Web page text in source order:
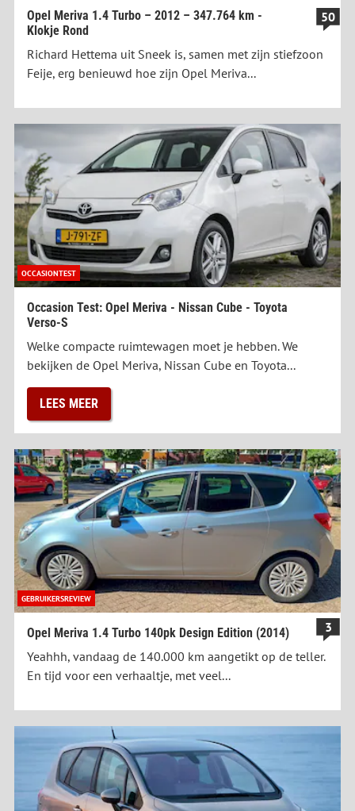
Opel Meriva 1.4 Turbo – 2012 – 347.764 km -
Klokje Rond
50
Richard Hettema uit Sneek is, samen met zijn stiefzoon
Feije, erg benieuwd hoe zijn Opel Meriva...
OCCASIONTEST
Occasion Test: Opel Meriva - Nissan Cube - Toyota
Verso-S
Welke compacte ruimtewagen moet je hebben. We
bekijken de Opel Meriva, Nissan Cube en Toyota...
LEES MEER
GEBRUIKERSREVIEW
Opel Meriva 1.4 Turbo 140pk Design Edition (2014)
3
Yeahhh, vandaag de 140.000 km aangetikt op de teller.
En tijd voor een verhaaltje, met veel...